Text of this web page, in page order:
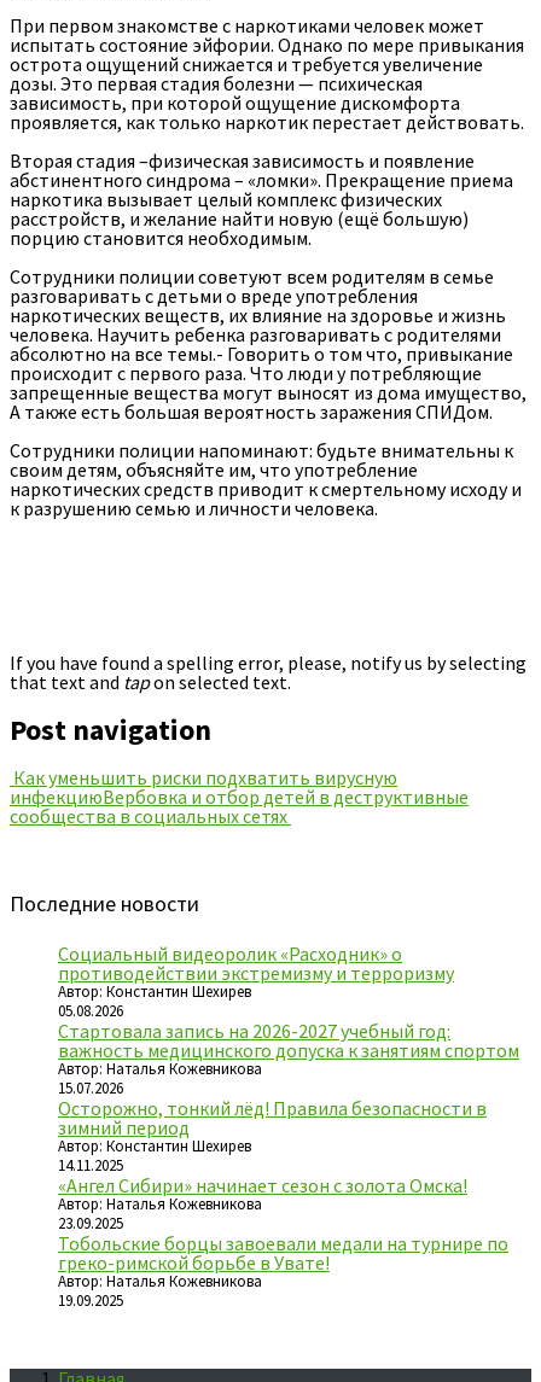
При первом знакомстве с наркотиками человек может
испытать состояние эйфории. Однако по мере привыкания
острота ощущений снижается и требуется увеличение
дозы. Это первая стадия болезни — психическая
зависимость, при которой ощущение дискомфорта
проявляется, как только наркотик перестает действовать.
Вторая стадия –физическая зависимость и появление
абстинентного синдрома – «ломки». Прекращение приема
наркотика вызывает целый комплекс физических
расстройств, и желание найти новую (ещё большую)
порцию становится необходимым.
Сотрудники полиции советуют всем родителям в семье
разговаривать с детьми о вреде употребления
наркотических веществ, их влияние на здоровье и жизнь
человека. Научить ребенка разговаривать с родителями
абсолютно на все темы.- Говорить о том что, привыкание
происходит с первого раза. Что люди у потребляющие
запрещенные вещества могут выносят из дома имущество,
А также есть большая вероятность заражения СПИДом.
Сотрудники полиции напоминают: будьте внимательны к
своим детям, объясняйте им, что употребление
наркотических средств приводит к смертельному исходу и
к разрушению семью и личности человека.
If you have found a spelling error, please, notify us by selecting
that text and tapon selected text.
Post navigation
Как уменьшить риски подхватить вирусную
инфекциюВербовка и отбор детей в деструктивные
сообщества в социальных сетях
Последние новости
Социальный видеоролик «Расходник» о
противодействии экстремизму и терроризму
Автор: Константин Шехирев
05.08.2026
Стартовала запись на 2026-2027 учебный год:
важность медицинского допуска к занятиям спортом
Автор: Наталья Кожевникова
15.07.2026
Осторожно, тонкий лёд! Правила безопасности в
зимний период
Автор: Константин Шехирев
14.11.2025
«Ангел Сибири» начинает сезон с золота Омска!
Автор: Наталья Кожевникова
23.09.2025
Тобольские борцы завоевали медали на турнире по
греко-римской борьбе в Увате!
Автор: Наталья Кожевникова
19.09.2025